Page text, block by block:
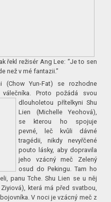
řekl režisér Ang Lee: “Je to sen
než v mé fantazii.”
(Chow Yun-Fat) se rozhodne
Proto požádá svou
dlouholetou přítelkyni Shu
Lien (Michelle Yeohová),
se kterou ho spojuje
pevné, leč kvůli dávné
tragédii, nikdy nevyřčené
pouto lásky, aby dopravila
jeho vzácný meč Zelený
osud do Pekingu. Tam ho
panu Tche. Shu Lien se u něj
která má před svatbou,
V noci je vzácný meč z